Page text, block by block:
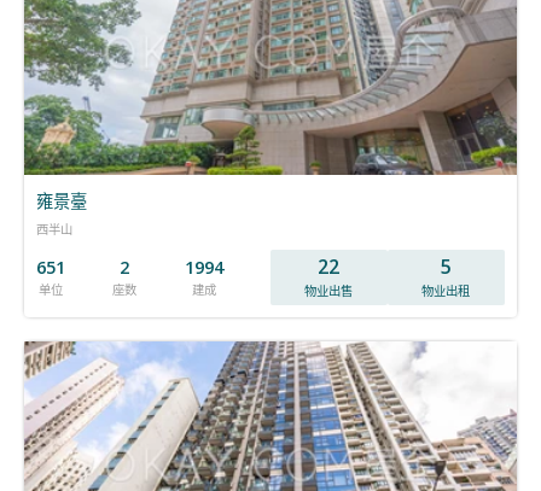
雍景臺
西半山
651
单位
2
座数
1994
建成
22
物业出售
5
物业出租